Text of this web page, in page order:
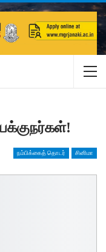
நம்பிக்கைத் தொடர் சினிமா